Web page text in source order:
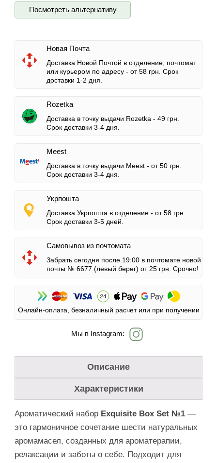
Посмотреть альтернативу
Новая Почта
Доставка Новой Почтой в отделение, почтомат
или курьером по адресу - от 58 грн. Срок
доставки 1-2 дня.
Rozetka
Доставка в точку выдачи Rozetka - 49 грн.
Срок доставки 3-4 дня.
Meest
Доставка в точку выдачи Meest - от 50 грн.
Срок доставки 3-4 дня.
Укрпошта
Доставка Укрпошта в отделение - от 58 грн.
Срок доставки 3-5 дней.
Самовывоз из почтомата
Забрать сегодня после 19:00 в почтомате новой
почты № 6677 (левый берег) от 25 грн. Срочно!
Онлайн-оплата, безналичный расчет или при получении
Мы в Instagram:
Описание
Характеристики
Ароматический набор Exquisite Box Set №1 —
это гармоничное сочетание шести натуральных
аромамасел, созданных для ароматерапии,
релаксации и заботы о себе. Подходит для